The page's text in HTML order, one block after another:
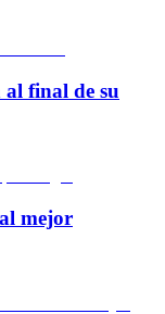
al final de su
mejor